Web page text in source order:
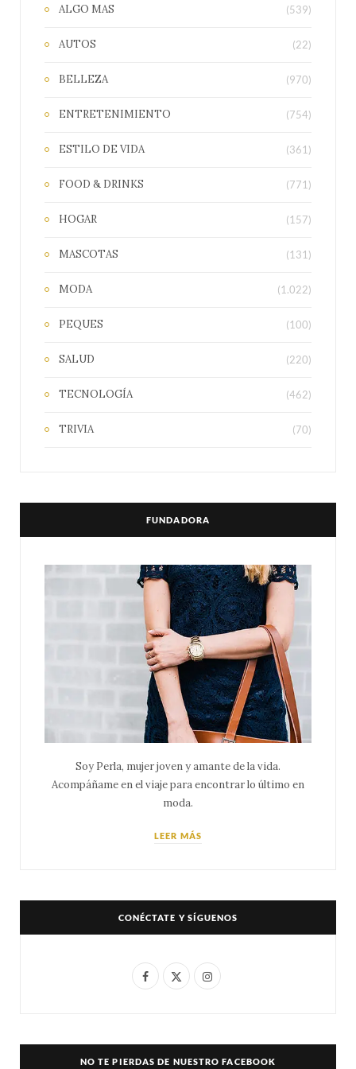
ALGO MAS (539)
AUTOS (22)
BELLEZA (970)
ENTRETENIMIENTO (754)
ESTILO DE VIDA (361)
FOOD & DRINKS (771)
HOGAR (157)
MASCOTAS (131)
MODA (1.022)
PEQUES (100)
SALUD (220)
TECNOLOGÍA (462)
TRIVIA (70)
FUNDADORA
Soy Perla, mujer joven y amante de la vida.
Acompáñame en el viaje para encontrar lo último en
moda.
LEER MÁS
CONÉCTATE Y SÍGUENOS
F
e
X
w
I
t
NO TE PIERDAS DE NUESTRO FACEBOOK